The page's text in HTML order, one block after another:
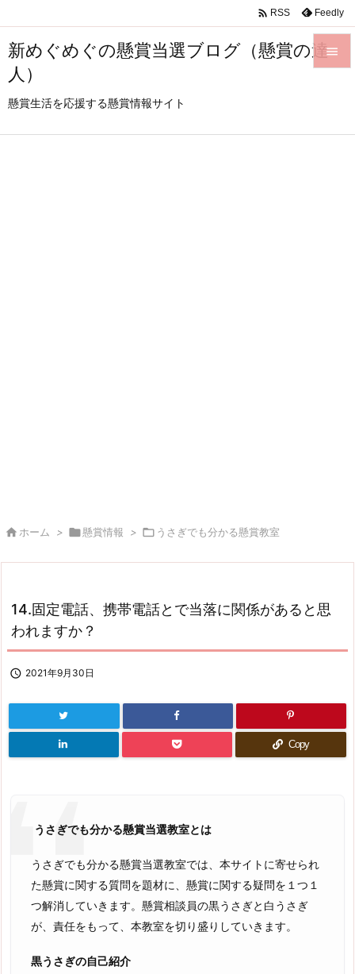
新めぐめぐの懸賞当選ブログ（懸賞の達
人）
懸賞生活を応援する懸賞情報サイト

 RSS Feedly
 ホーム > 懸賞情報 >  うさぎでも分かる懸賞教室
14.固定電話、携帯電話とで当落に関係があると思
われますか？
 2021年9月30日
Copy
うさぎでも分かる懸賞当選教室とは
うさぎでも分かる懸賞当選教室では、本サイトに寄せられ
た懸賞に関する質問を題材に、懸賞に関する疑問を１つ１
つ解消していきます。懸賞相談員の黒うさぎと白うさぎ
が、責任をもって、本教室を切り盛りしていきます。
黒うさぎの自己紹介